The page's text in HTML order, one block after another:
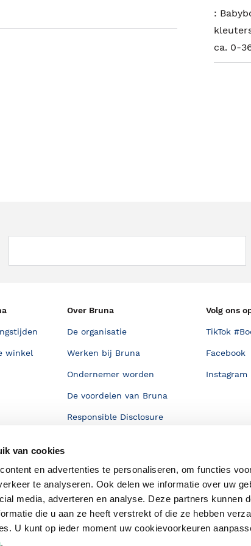
van cookies
en advertenties te personaliseren, om functies
te analyseren. Ook delen we informatie over uw
media, adverteren en analyse. Deze partners kunnen
die u aan ze heeft verstrekt of die ze hebben
U kunt op ieder moment uw cookievoorkeuren
.
:
ca. 0-
winkel
Over Bruna
De organisatie
Werken bij Bruna
Ondernemer worden
De voordelen van Bruna
Responsible Disclosure
Discriminerende boeken
Volg ons
TikTok
Facebook
Instagram